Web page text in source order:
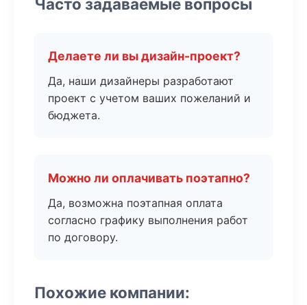
Часто задаваемые вопросы
Делаете ли вы дизайн-проект?
Да, наши дизайнеры разработают
проект с учетом ваших пожеланий и
бюджета.
Можно ли оплачивать поэтапно?
Да, возможна поэтапная оплата
согласно графику выполнения работ
по договору.
Похожие компании: